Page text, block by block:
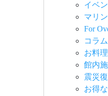
イベ
マリ
For
コラム
お料理
館内
震災
お得